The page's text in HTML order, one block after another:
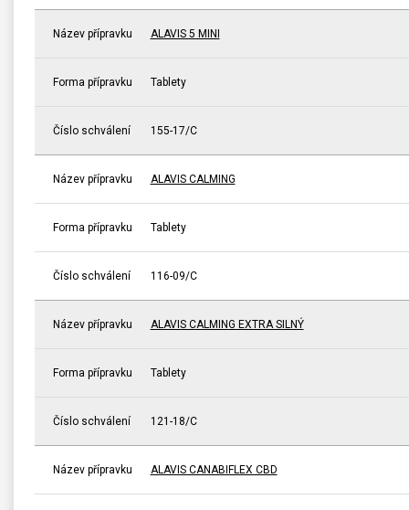
Název přípravku ALAVIS 5 MINI
Forma přípravku Tablety
Číslo schválení 155-17/C
Název přípravku ALAVIS CALMING
Forma přípravku Tablety
Číslo schválení 116-09/C
Název přípravku ALAVIS CALMING EXTRA SILNÝ
Forma přípravku Tablety
Číslo schválení 121-18/C
Název přípravku ALAVIS CANABIFLEX CBD